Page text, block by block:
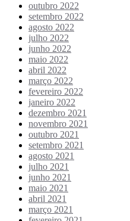
outubro 2022
setembro 2022
agosto 2022
julho 2022
junho 2022
maio 2022
abril 2022
março 2022
fevereiro 2022
janeiro 2022
dezembro 2021
novembro 2021
outubro 2021
setembro 2021
agosto 2021
julho 2021
junho 2021
maio 2021
abril 2021
março 2021